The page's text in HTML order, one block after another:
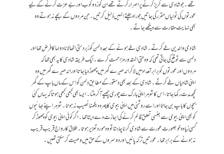
تھے ۔ جو شادی سے گریز کرنے پر اصرار کرتے تھے ان کو زدو کوب اور بے عزت کرنے کے لیے
عورتوں کی ٹولیاں مقرر کی جاتیں جو راہ چلتے انہیں ذلیل کرتیں ۔ جن مردوں کے بچے نہ ہوتے وہ
بھی نہایت حقارت سے دیکھے جاتے۔
شادی والدین طے کرتے ۔ شادی طے ہونے کے بعد دلہن کو زبردستی اٹھا لانا دولہا کا فرض تھا اور
دلہن سے توقع کی جاتی تھی کہ وہ حتی المقدور مزاحمت کرے ۔ ایک طریقہ شادی کا یہ بھی تھا کہ
مردوں اور عورتوں کو برابر تعداد میں لا کر اندھیرے گھر میں چھوڑ دیا جاتا اور اندھیرے گھر میں وہ
اپنی شادیاں طے کرتے ۔ شادی کے بعد بھی دستور کے مطابق دلہن کو اس کے ماں باپ کے گھر
کچھ مدت رکھا جاتا، اس کا شوہر اپنی بارک سے چوری چھپے آ کر ملتا ۔ ایسا بھی کبھی کبھی ہوتا کہ یہاں کئی
بچوں کا باپ بن جاتا اور اسے روشنی میں اپنی بیوی کا چہرہ دیکھنا نصیب نہ ہوتا ۔ شوہر اپنے بھائیوں
کو بھی اپنی بیوی سے جنسی تعلق قائم کرنے کی اجازت دے دیتا تھا ۔ اگر کوئی اپنی بیوی کو چھوڑ کر
کسی زیادہ خوبصورت عورت سے شادی کرنا چاہتا تو وہ مورد تعزیر ہوتا ۔ طلاق کا رواج قریب قریب
نہ ہونے کے برابر تھا۔ عورتیں تر کہ پائیں اور دوسروں کے حق میں وصیت کر سکتی تھیں۔